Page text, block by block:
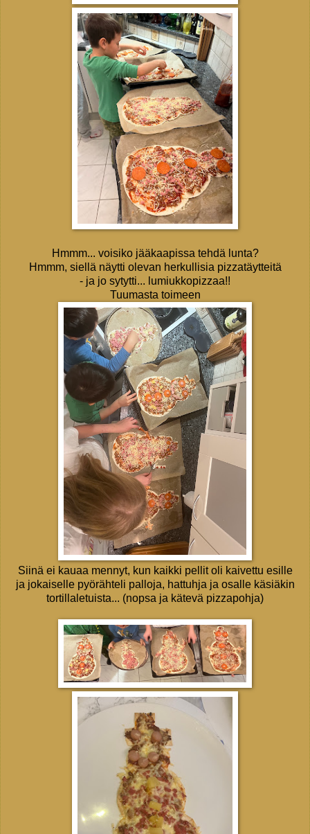
Hmmm... voisiko jääkaapissa tehdä lunta?
Hmmm, siellä näytti olevan herkullisia pizzatäytteitä
- ja jo sytytti... lumiukkopizzaa!!
Tuumasta toimeen
Siinä ei kauaa mennyt, kun kaikki pellit oli kaivettu esille
ja jokaiselle pyörähteli palloja, hattuhja ja osalle käsiäkin
tortillaletuista... (nopsa ja kätevä pizzapohja)